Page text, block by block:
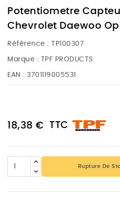
Potentiometre
Chevrolet Daewoo
Référence : TP100307
Marque : TPF PRODUCTS
EAN : 3701119005531
18,38 € TTC
Rupture De